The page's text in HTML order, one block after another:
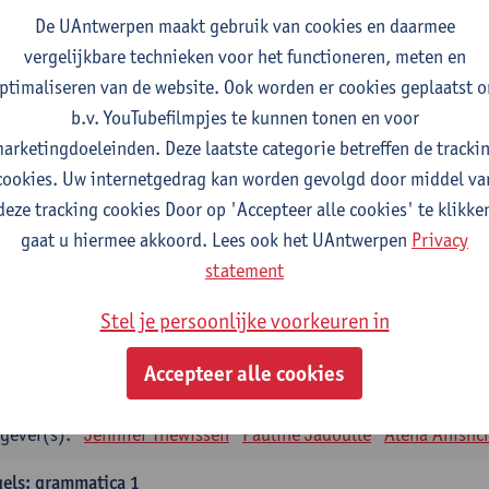
studiepunten
Remco Sleiderink
tot de algemene taalwetenschap
2E SEM
studiepunten
Astrid De Wit Peter Petré
verplichte opleidingsonderdelen
Marilize Pretorius Alena Anishchanka
Taalbeheersing 2
2E SEM
Jennifer Thewissen Pauline Jadoulle Alena
grammatica 1
De UAntwerpen maakt gebruik van cookies en daarmee
vergelijkbare technieken voor het functioneren, meten en
van de website. Ook worden er cookies geplaatst
b.v. YouTubefilmpjes te kunnen tonen en voor
Deze laatste categorie betreffen de
Uw internetgedrag kan worden gevolgd door middel
tracking cookies Door op 'Accepteer alle cookies' te
gaat u hiermee akkoord. Lees ook het UAntwerpen Privacy
statement
Stel je persoonlijke voorkeuren in
Accepteer alle cookies